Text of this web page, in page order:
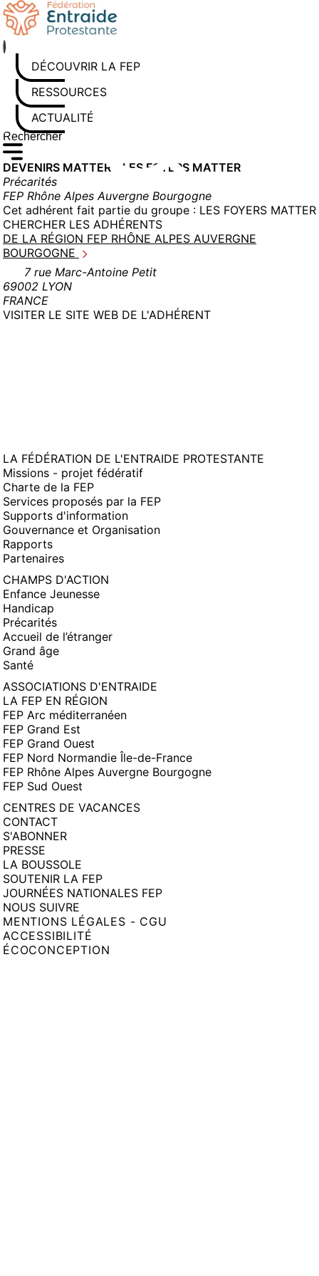
Aller
au
contenu
DÉCOUVRIR LA FEP
RESSOURCES
ACTUALITÉS
Rechercher sur le site
Saisissez au moins 3 caractères pour lancer la recherche
DEVENIRS MATTER – LES FOYERS MATTER
Précarités
FEP Rhône Alpes Auvergne Bourgogne
Cet adhérent fait partie du groupe : LES FOYERS MATTER
CHERCHER LES ADHÉRENTS
DE LA RÉGION FEP RHÔNE ALPES AUVERGNE
BOURGOGNE
7 rue Marc-Antoine Petit
69002 LYON
FRANCE
VISITER LE SITE WEB DE L'ADHÉRENT(NOUVELLE
LA FÉDÉRATION DE L'ENTRAIDE PROTESTANTE
Missions - projet fédératif
Charte de la FEP
Services proposés par la FEP
Supports d'information
Gouvernance et Organisation
Rapports
Partenaires
CHAMPS D'ACTION
Enfance Jeunesse
Handicap
Précarités
Accueil de l’étranger
Grand âge
Santé
ASSOCIATIONS D'ENTRAIDE
LA FEP EN RÉGION
FEP Arc méditerranéen
FEP Grand Est
FEP Grand Ouest
FEP Nord Normandie Île-de-France
FEP Rhône Alpes Auvergne Bourgogne
FEP Sud Ouest
CENTRES DE VACANCES
CONTACT
S'ABONNER
PRESSE
LA BOUSSOLE
SOUTENIR LA FEP
JOURNÉES NATIONALES FEP
NOUS SUIVRE
MENTIONS LÉGALES - CGU
ACCESSIBILITÉ
ÉCOCONCEPTION